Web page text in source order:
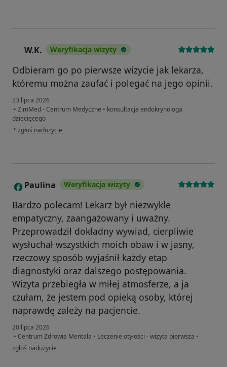
W.K. Weryfikacja wizyty
Odbieram go po pierwsze wizycie jak lekarza,
któremu można zaufać i polegać na jego opinii.
23 lipca 2026
• ZimMed - Centrum Medyczne • konsultacja endokrynologa
dziecięcego
• w opinii użytkownika W.K.
zgłoś nadużycie
P Paulina Weryfikacja wizyty
Bardzo polecam! Lekarz był niezwykle
empatyczny, zaangażowany i uważny.
Przeprowadził dokładny wywiad, cierpliwie
wysłuchał wszystkich moich obaw i w jasny,
rzeczowy sposób wyjaśnił każdy etap
diagnostyki oraz dalszego postępowania.
Wizyta przebiegła w miłej atmosferze, a ja
czułam, że jestem pod opieką osoby, której
naprawdę zależy na pacjencie.
20 lipca 2026
• Centrum Zdrowia Mentala • Leczenie otyłości - wizyta pierwsza •
w opinii użytkownika Paulina
zgłoś nadużycie